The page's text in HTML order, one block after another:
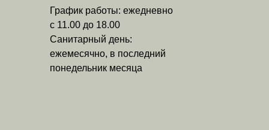
График работы: ежедневно
с 11.00 до 18.00
Санитарный день:
ежемесячно, в последний
понедельник месяца